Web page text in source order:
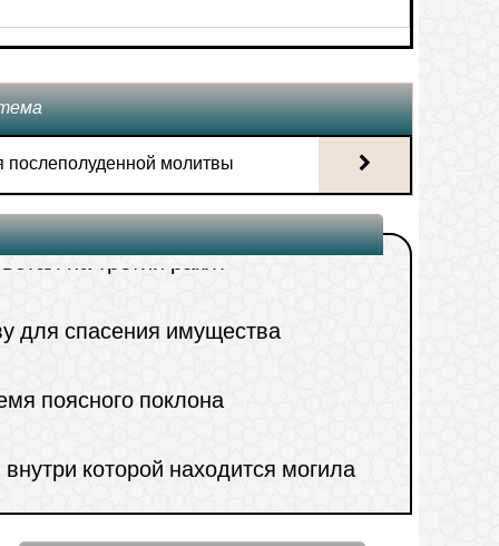
молитвы
Фатихи
на третий ракят
для спасения имущества
поясного поклона
которой находится могила
молитвы
3.Прерывать молитву для
спасения имущества
4.Запись азана
5.Посещение мечети в период
менструаций
6.Совершение молитвы в местах
употребления спиртных напитков
7.Восполнение пропущенных